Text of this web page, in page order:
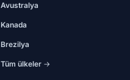
Avustralya
Kanada
Brezilya
Tüm ülkeler →